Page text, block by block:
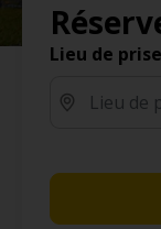
Lieu de